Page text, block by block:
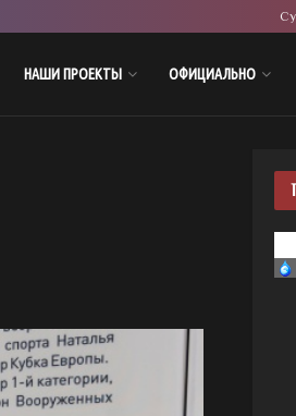
НАШИ ПРОЕКТЫ ОФИЦИАЛЬНО